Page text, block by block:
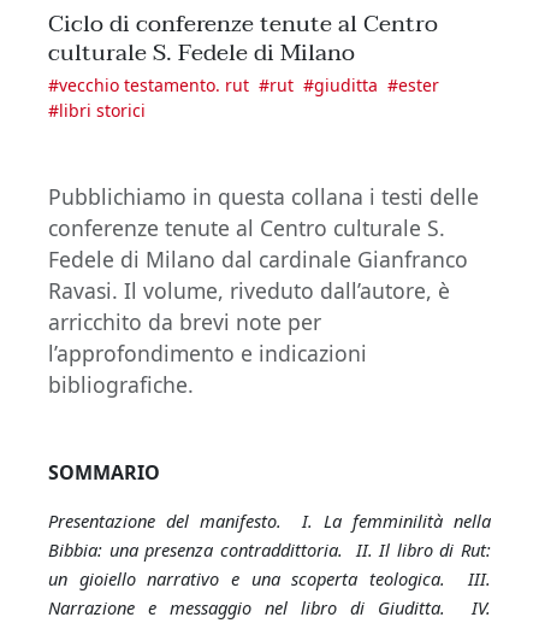
Ciclo di conferenze tenute al Centro
culturale S. Fedele di Milano
#vecchio testamento. rut #rut #giuditta #ester
#libri storici
Pubblichiamo in questa collana i testi delle
conferenze tenute al Centro culturale S.
Fedele di Milano dal cardinale Gianfranco
Ravasi. Il volume, riveduto dall’autore, è
arricchito da brevi note per
l’approfondimento e indicazioni
bibliografiche.
SOMMARIO
Presentazione del manifesto. I. La femminilità nella
Bibbia: una presenza contraddittoria. II. Il libro di Rut:
un gioiello narrativo e una scoperta teologica. III.
Narrazione e messaggio nel libro di Giuditta. IV.